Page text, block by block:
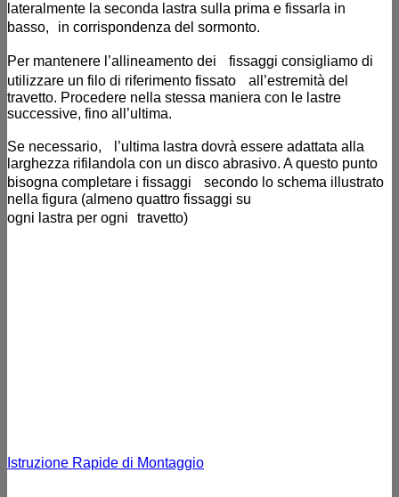
lateralmente la seconda lastra sulla prima e fissarla in
basso, in corrispondenza del sormonto.
Per mantenere l’allineamento dei fissaggi consigliamo di
utilizzare un filo di riferimento fissato all’estremità del
travetto. Procedere nella stessa maniera con le lastre
successive, fino all’ultima.
Se necessario, l’ultima lastra dovrà essere adattata alla
larghezza rifilandola con un disco abrasivo. A questo punto
bisogna completare i fissaggi secondo lo schema illustrato
nella figura (almeno quattro fissaggi su
ogni lastra per ogni travetto)
Istruzione Rapide di Montaggio